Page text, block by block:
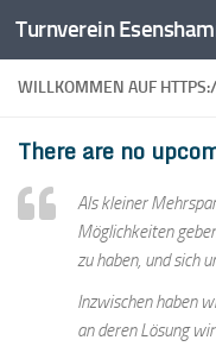
Zum Inhalt springen
Turnverein
WILLKOMMEN AUF
There are no
Als kleiner
Möglichkeiten
zu haben, und sich
Inzwischen haben
an deren Lösung